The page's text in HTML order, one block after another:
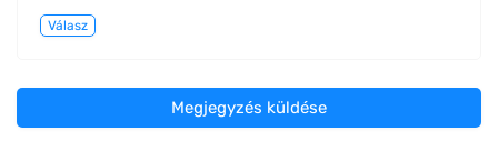
Válasz
Megjegyzés küldése